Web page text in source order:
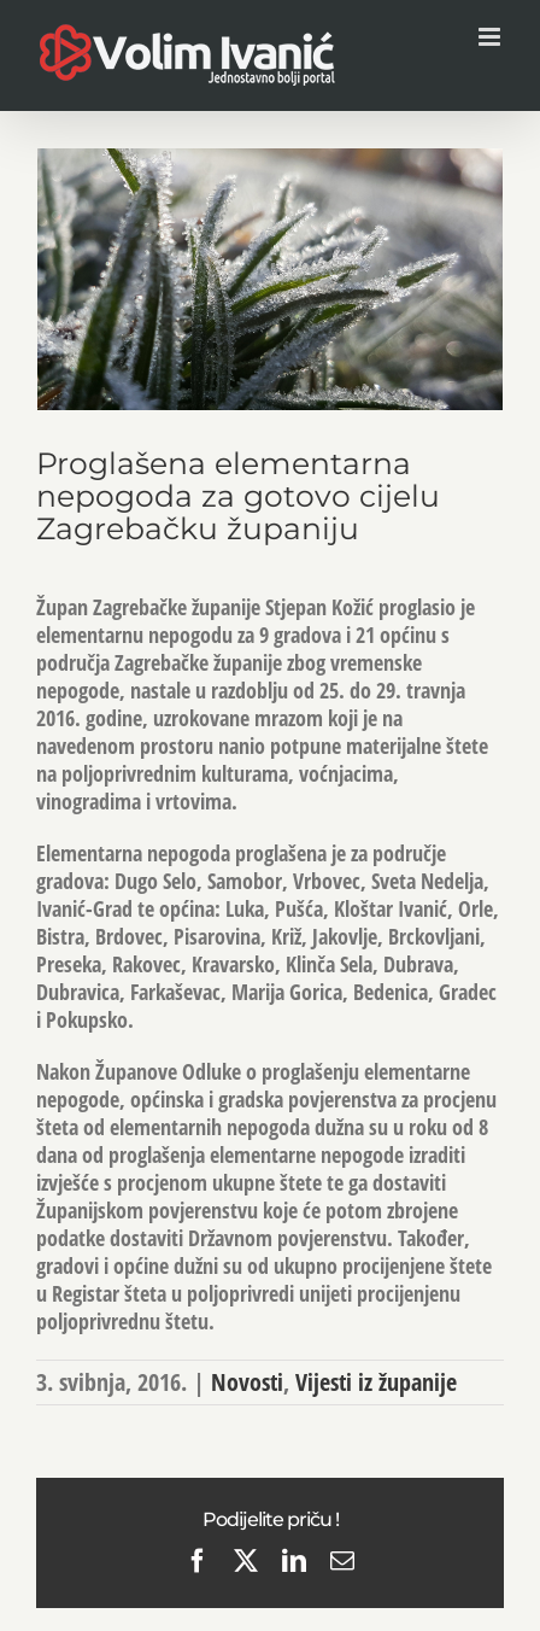
content
View
Larger
Image
Proglašena elementarna
nepogoda za gotovo cijelu
Zagrebačku županiju
Župan Zagrebačke županije Stjepan Kožić proglasio je
elementarnu nepogodu za 9 gradova i 21 općinu s
područja Zagrebačke županije zbog vremenske
nepogode, nastale u razdoblju od 25. do 29. travnja
2016. godine, uzrokovane mrazom koji je na
navedenom prostoru nanio potpune materijalne štete
na poljoprivrednim kulturama, voćnjacima,
vinogradima i vrtovima.
Elementarna nepogoda proglašena je za područje
gradova: Dugo Selo, Samobor, Vrbovec, Sveta Nedelja,
Ivanić-Grad te općina: Luka, Pušća, Kloštar Ivanić, Orle,
Bistra, Brdovec, Pisarovina, Križ, Jakovlje, Brckovljani,
Preseka, Rakovec, Kravarsko, Klinča Sela, Dubrava,
Dubravica, Farkaševac, Marija Gorica, Bedenica, Gradec
i Pokupsko.
Nakon Županove Odluke o proglašenju elementarne
nepogode, općinska i gradska povjerenstva za procjenu
šteta od elementarnih nepogoda dužna su u roku od 8
dana od proglašenja elementarne nepogode izraditi
izvješće s procjenom ukupne štete te ga dostaviti
Županijskom povjerenstvu koje će potom zbrojene
podatke dostaviti Državnom povjerenstvu. Također,
gradovi i općine dužni su od ukupno procijenjene štete
u Registar šteta u poljoprivredi unijeti procijenjenu
poljoprivrednu štetu.
3. svibnja, 2016. | Novosti, Vijesti iz županije
Podijelite priču !
FacebookLinkedIn
Email